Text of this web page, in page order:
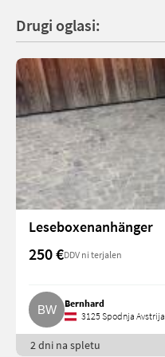
Drugi oglasi:
Leseboxenanhänger
250 €DDV ni terjalen
Bernhard
3125 Spodnja Avstrija
2 dni na spletu